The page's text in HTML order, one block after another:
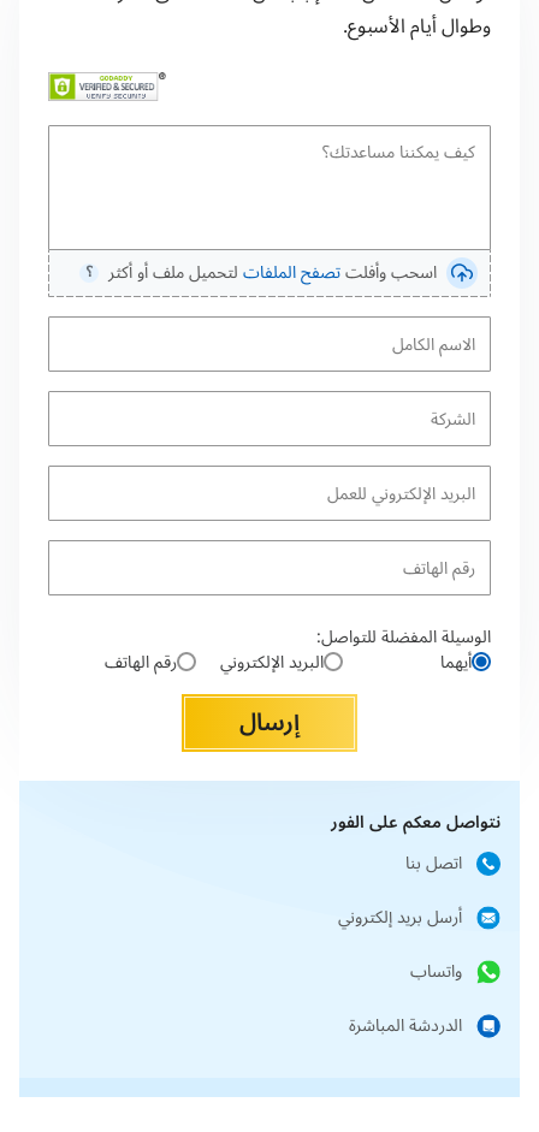
وطوال أيام الأسبوع.
اسحب وأفلتتصفح الملفاتلتحميل ملف أو أكثر ⸮
الوسيلة المفضلة للتواصل:
أيهما البريد الإلكتروني رقم الهاتف
إرسال
نتواصل معكم على الفور
اتصل بنا
أرسل بريد إلكتروني
واتساب
الدردشة المباشرة